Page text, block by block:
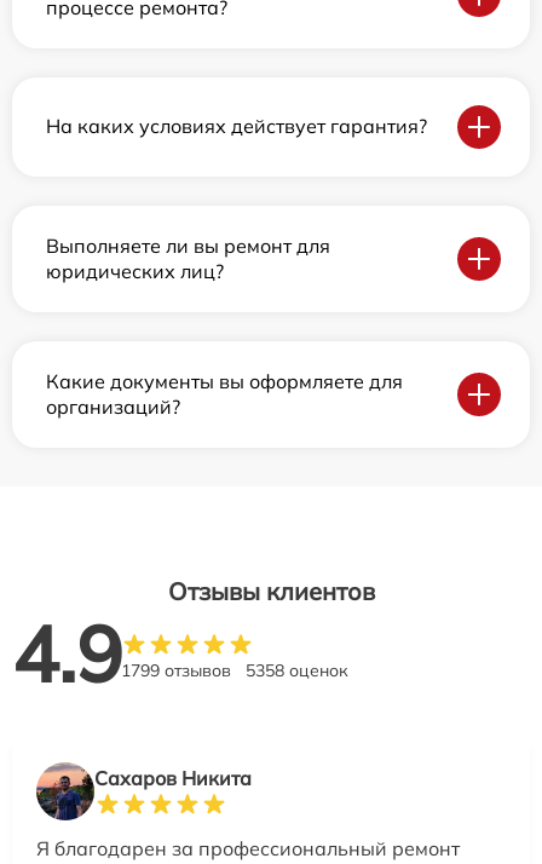
процессе ремонта?
На каких условиях действует гарантия?
Выполняете ли вы ремонт для
юридических лиц?
Какие документы вы оформляете для
организаций?
Отзывы клиентов
4.91799 отзывов 5358 оценок
Сахаров Никита
Я благодарен за профессиональный ремонт